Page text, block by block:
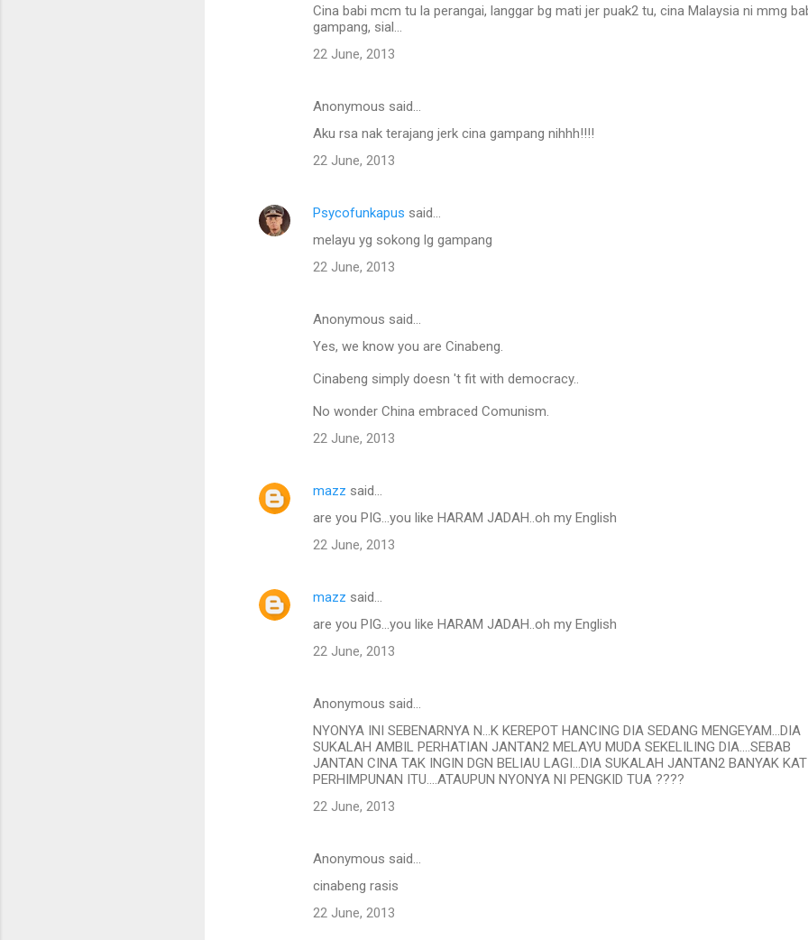
Cina babi mcm tu la perangai, langgar bg mati jer puak2 tu, cina Malaysia ni mmg
gampang, sial...
22 June, 2013
Anonymous said…
Aku rsa nak terajang jerk cina gampang nihhh!!!!
22 June, 2013
Psycofunkapus said…
melayu yg sokong lg gampang
22 June, 2013
Anonymous said…
Yes, we know you are Cinabeng.
Cinabeng simply doesn 't fit with democracy..
No wonder China embraced Comunism.
22 June, 2013
mazz said…
are you PIG...you like HARAM JADAH..oh my English
22 June, 2013
mazz said…
are you PIG...you like HARAM JADAH..oh my English
22 June, 2013
Anonymous said…
NYONYA INI SEBENARNYA N...K KEREPOT HANCING DIA SEDANG MENGEYAM...DIA
SUKALAH AMBIL PERHATIAN JANTAN2 MELAYU MUDA SEKELILING DIA....SEBAB
JANTAN CINA TAK INGIN DGN BELIAU LAGI...DIA SUKALAH JANTAN2 BANYAK KAT
PERHIMPUNAN ITU....ATAUPUN NYONYA NI PENGKID TUA ????
22 June, 2013
Anonymous said…
cinabeng rasis
22 June, 2013